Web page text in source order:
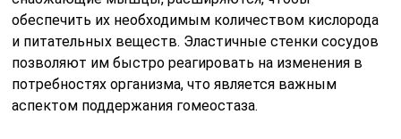
обеспечить их необходимым количеством кислорода
и питательных веществ. Эластичные стенки сосудов
позволяют им быстро реагировать на изменения в
потребностях организма, что является важным
аспектом поддержания гомеостаза.